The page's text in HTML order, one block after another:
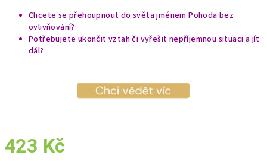
Chcete se přehoupnout do světa jménem Pohoda bez
ovlivňování?
Potřebujete ukončit vztah či vyřešit nepříjemnou situaci a jít
dál?
423 Kč